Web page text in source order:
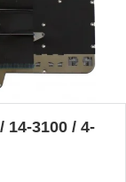
14-3100 / 4-